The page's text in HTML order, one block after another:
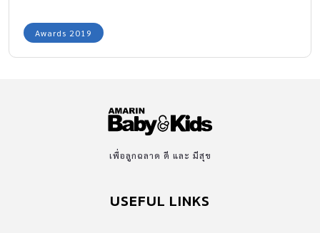
Awards 2019
เพื่อลูกฉลาด ดี และ มีสุข
USEFUL LINKS